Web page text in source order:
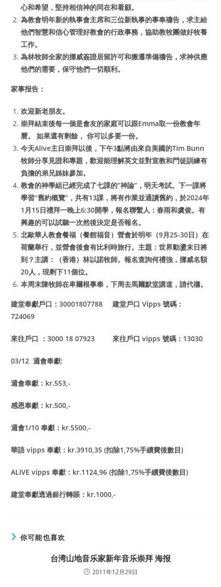
心和希望，堅持相信神的同在和看顧。
為教會明年新的執事會主席和三位新執事的事奉禱告，求主給
他們智慧和信心管理好教會的行政事務，協助教牧團做好牧養
工作。
為林牧師全家的挪威簽證居留許可和搬遷準備禱告，求神供應
他們的需要，保守他們一切順利。
家事报告：
欢迎新老朋友。
崇拜結束後每一個是會友的家庭可以跟Emma取一份教會年
曆。 如果還有剩餘， 你可以多要一份。
今天Alive主日崇拜以後，下午3點將由來自美國的Tim Bunn
牧師分享見證和專題，歡迎能理解英文並對宣教和門徒訓練有
負擔的弟兄姊妹參加。
教會的神學組已經完成了七課的“神論”，明天考試。下一課將
學習“舊約概覽”，共有13課，將有作業並通讀舊約，於2024年
1月15日禮拜一晚上6:30開學，報名聯繫人：春雨和虞俊。有
興趣的可以試聽一次然後決定是否報名。
北歐華人教會餐福（餐館福音）營會於明年（9月25-30日）在
荷蘭舉行，並營會後會有比利時旅行。主題：世界動盪末日將
到？主講：（香港）林以諾牧師。報名查詢何禮強，挪威名額
20人，現剩下11個位。
本周末陳牧師在卑爾根事奉，下周去馬爾默堂講道，請代禱。
建堂奉獻戶口：30001807788 建堂戶口 Vipps 號碼：
724069
來往戶口 ：3000 18 07923 來往戶口 vipps 號碼：13030
03/12 週會奉獻:
週會奉獻：kr.553,-
感恩奉獻：kr.500,-
週會1/10 奉獻：kr.5500,-
華語 vipps 奉獻：kr.3910,35 (扣除1,75%手續費後數目)
ALIVE vipps 奉獻：kr.1124,96 (扣除1,75%手續費後數目)
建堂奉獻透過銀行轉賬：kr.1000,-
你可能也喜欢
台湾山地音乐家新年音乐崇拜 海报
2011年12月29日